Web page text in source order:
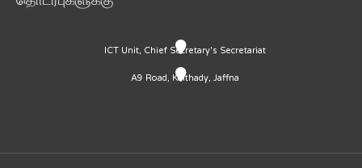
ICT Unit, Chief Secretary's Secretariat
A9 Road, Kaithady, Jaffna